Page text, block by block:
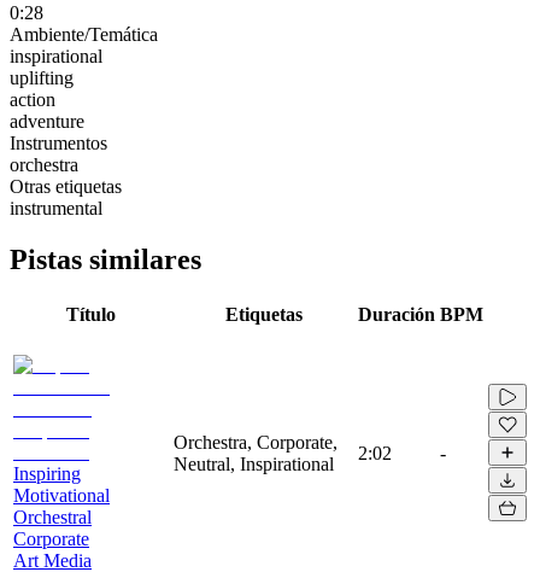
0:28
Ambiente/Temática
inspirational
uplifting
action
adventure
Instrumentos
orchestra
Otras etiquetas
instrumental
Pistas similares
Título Etiquetas Duración BPM
Inspiring
Motivational
Orchestral
Corporate
Art Media
Orchestra, Corporate,
Neutral, Inspirational
2:02 -